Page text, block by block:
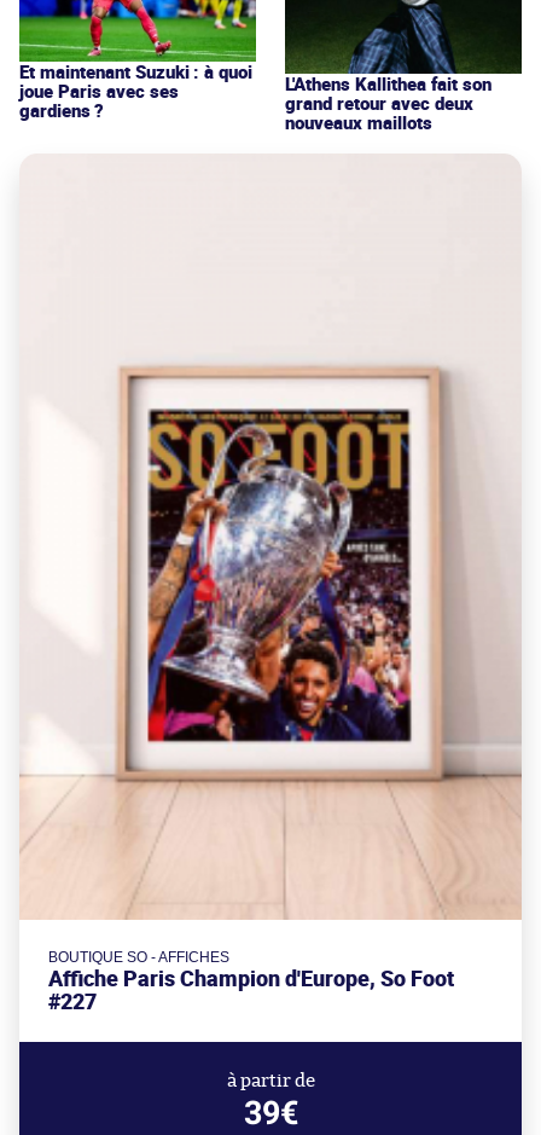
Et maintenant Suzuki : à quoi
joue Paris avec ses
gardiens ?
L'Athens Kallithea fait son
grand retour avec deux
nouveaux maillots
BOUTIQUE SO - AFFICHES
Affiche Paris Champion d'Europe, So Foot
#227
à partir de
39€